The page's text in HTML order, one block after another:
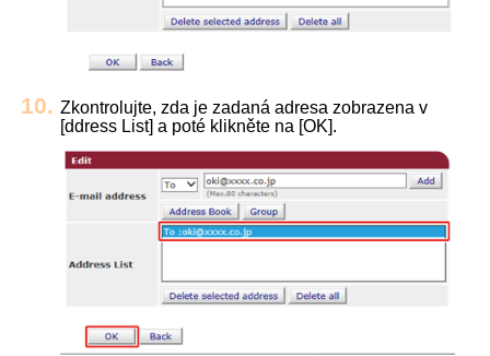
Zkontrolujte, zda je zadaná adresa zobrazena v
[ddress List] a poté klikněte na [OK].